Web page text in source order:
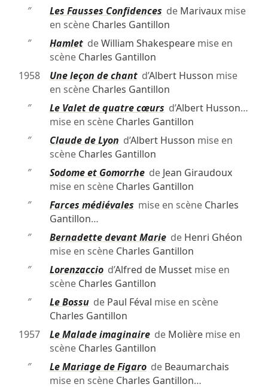
″
Les Fausses Confidences de Marivauxmise
en scène Charles Gantillon
″
HamletdeWilliam Shakespearemise en
scène Charles Gantillon
1958
Une leçon de chantd’Albert Husson mise
en scène Charles Gantillon
″
Le Valet de quatre cœurs d’Albert Husson…
mise en scène Charles Gantillon
″
Claude de Lyon d’Albert Husson mise en
scène Charles Gantillon
″
Sodome et Gomorrhede Jean Giraudoux
mise en scène Charles Gantillon
″
Farces médiévales mise en scène Charles
Gantillon…
″
Bernadette devant Mariede Henri Ghéon
mise en scène Charles Gantillon
″
Lorenzacciod’Alfred de Mussetmise en
scène Charles Gantillon
″
Le Bossude Paul Féval mise en scène
Charles Gantillon
1957
Le Malade imaginairede Molièremise en
scène Charles Gantillon
″
Le Mariage de Figarode Beaumarchais
mise en scène Charles Gantillon…